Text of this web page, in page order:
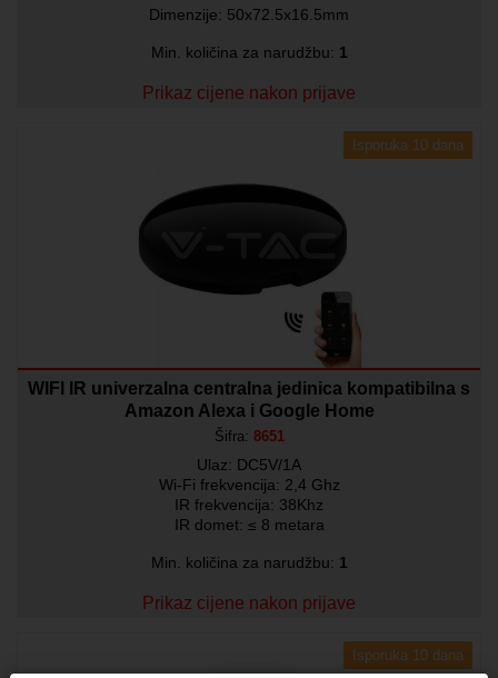
Dimenzije: 50x72.5x16.5mm
Min. količina za narudžbu: 1
Prikaz cijene nakon prijave
Isporuka 10 dana
WIFI IR univerzalna centralna jedinica kompatibilna s
Amazon Alexa i Google Home
Šifra: 8651
Ulaz: DC5V/1A
Wi-Fi frekvencija: 2,4 Ghz
IR frekvencija: 38Khz
IR domet: ≤ 8 metara
Min. količina za narudžbu: 1
Prikaz cijene nakon prijave
Isporuka 10 dana